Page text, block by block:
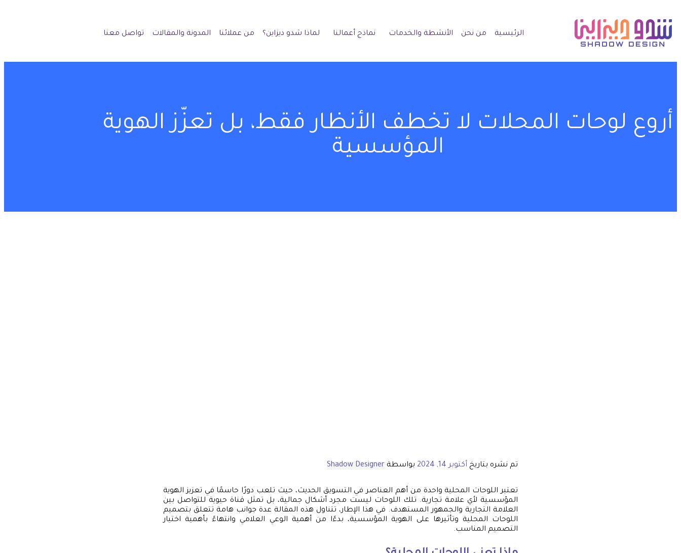
الرئيسية من نحن الأنشطة والخدمات نماذج أعمالنا لماذا شدو ديزاين؟ من عملائنا المدونة والمقالات تواصل معنا
أروع لوحات المحلات لا تخطف الأنظار فقط، بل تعزّز الهوية
المؤسسية
تم نشره بتاريخ أكتوبر 14, 2024 بواسطة Shadow Designer
تعتبر اللوحات المحلية واحدة من أهم العناصر في التسويق الحديث، حيث تلعب دورًا حاسمًا في تعزيز الهوية
المؤسسية لأي علامة تجارية. تلك اللوحات ليست مجرد أشكال جمالية، بل تمثل قناة حيوية للتواصل بين
العلامة التجارية والجمهور المستهدف. في هذا الإطار، تتناول هذه المقالة عدة جوانب هامة تتعلق بتصميم
اللوحات المحلية وتأثيرها على الهوية المؤسسية، بدءًا من أهمية الوعي العلامي وانتهاءً بأهمية اختيار
التصميم المناسب.